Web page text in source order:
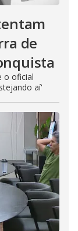
de
o oficial
aí'